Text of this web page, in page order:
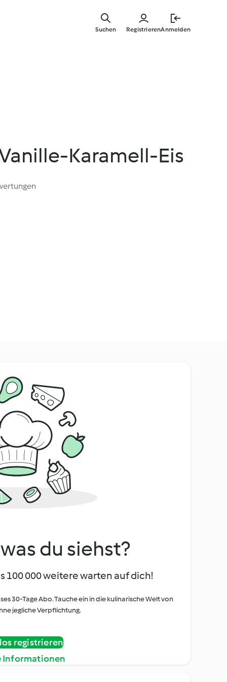
RegistrierenAnmelden
Suchen
Karamell-Eis
du siehst?
100 000 weitere warten auf dich!
30-Tage Abo. Tauche ein in die kulinarische Welt von
jegliche Verpflichtung.
registrieren
Informationen